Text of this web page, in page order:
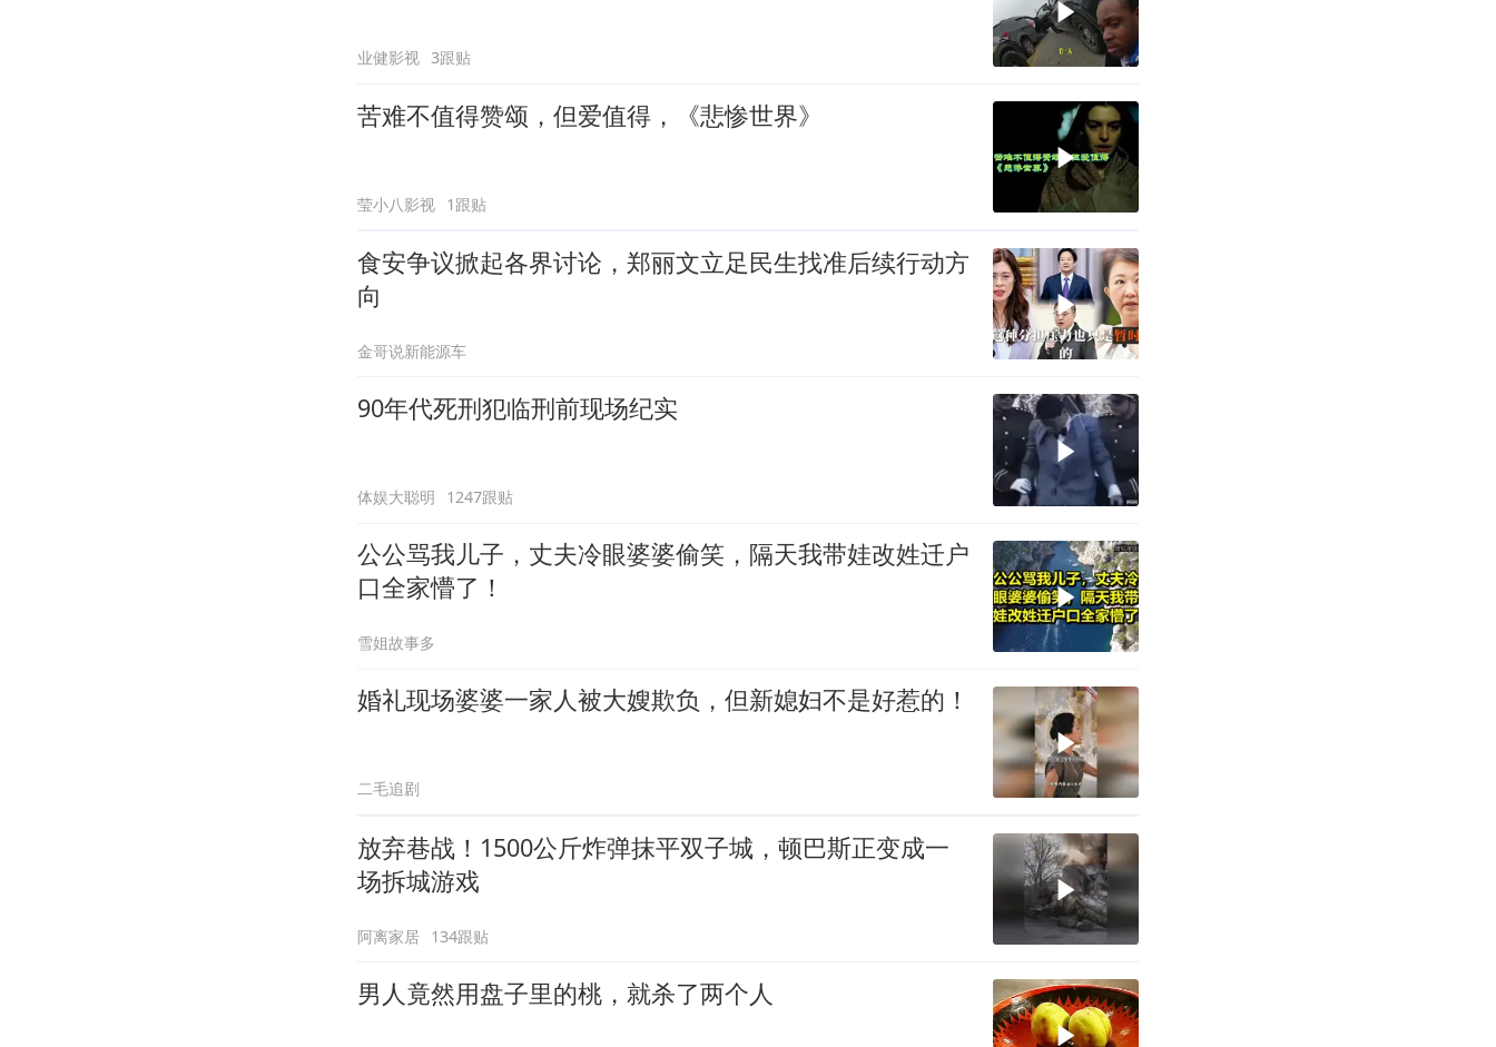
业健影视 3跟贴
苦难不值得赞颂，但爱值得，《悲惨世界》
莹小八影视 1跟贴
食安争议掀起各界讨论，郑丽文立足民生找准后续行动方
向
金哥说新能源车
90年代死刑犯临刑前现场纪实
体娱大聪明 1247跟贴
公公骂我儿子，丈夫冷眼婆婆偷笑，隔天我带娃改姓迁户
口全家懵了！
雪姐故事多
婚礼现场婆婆一家人被大嫂欺负，但新媳妇不是好惹的！
二毛追剧
放弃巷战！1500公斤炸弹抹平双子城，顿巴斯正变成一
场拆城游戏
阿离家居 134跟贴
男人竟然用盘子里的桃，就杀了两个人